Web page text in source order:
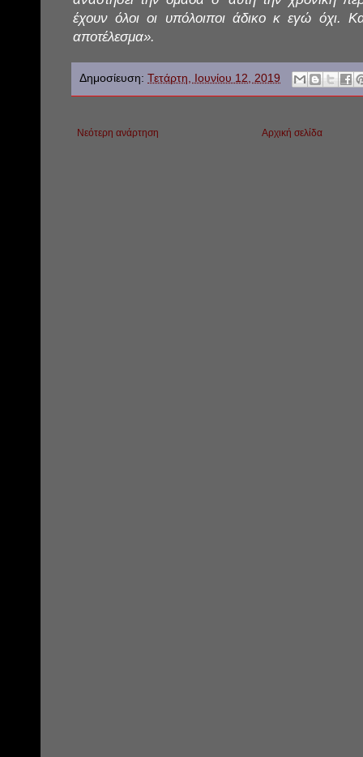
έχουν όλοι οι υπόλοιποι άδικο κ εγώ όχι.
αποτέλεσμα».
Δημοσίευση: Τετάρτη, Ιουνίου 12, 2019
Νεότερη ανάρτηση Αρχική σελίδα